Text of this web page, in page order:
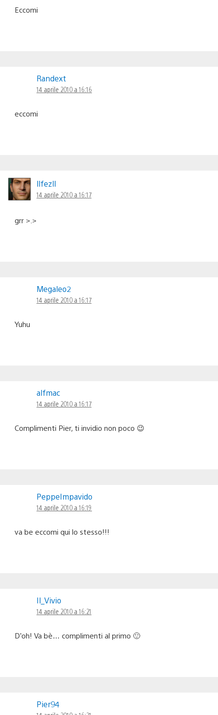
Eccomi
Randext
14 aprile 2010 a 16:16
eccomi
llfezll
14 aprile 2010 a 16:17
grr >.>
Megaleo2
14 aprile 2010 a 16:17
Yuhu
alfmac
14 aprile 2010 a 16:17
Complimenti Pier, ti invidio non poco 😉
PeppeImpavido
14 aprile 2010 a 16:19
va be eccomi qui lo stesso!!!
Il_Vivio
14 aprile 2010 a 16:21
D’oh! Va bè… complimenti al primo 🙂
Pier94